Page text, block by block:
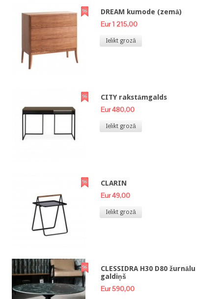
DREAM kumode (zemā)
Eur 1 215,00
Ielikt grozā
CITY rakstāmgalds
Eur 480,00
Ielikt grozā
CLARIN
Eur 49,00
Ielikt grozā
CLESSIDRA H30 D80 žurnālu
galdiņš
Eur 590,00